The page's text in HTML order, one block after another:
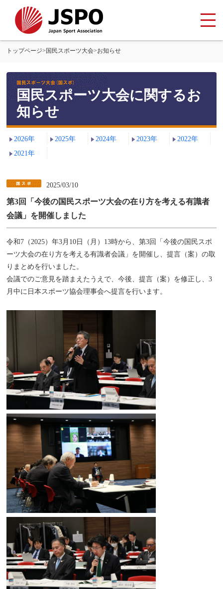
トップページ> 国民スポーツ大会>お知らせ
国民スポーツ大会に関するお
知らせ
2026年 2025年 2024年 2023年
2022年
2021年
2025/03/10
第3回「今後の国民スポーツ大会の在り方を考える有識者
会議」を開催しました
令和7（2025）年3月10日（月）13時から、第3回「今後の国民スポ
ーツ大会の在り方を考える有識者会議」を開催し、提言（案）の取
りまとめを行いました。
会議でのご意見を踏まえたうえで、今後、提言（案）を修正し、3
月中に日本スポーツ協会理事会へ提言を行います。